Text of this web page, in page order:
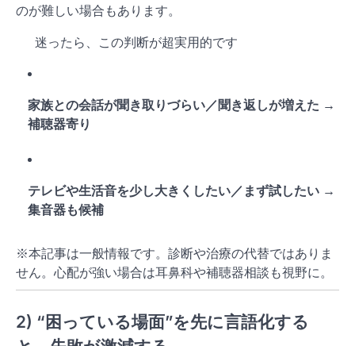
のが難しい場合もあります。
迷ったら、この判断が超実用的です
家族との会話が聞き取りづらい／聞き返しが増えた →
補聴器寄り
テレビや生活音を少し大きくしたい／まず試したい →
集音器も候補
※本記事は一般情報です。診断や治療の代替ではありま
せん。心配が強い場合は耳鼻科や補聴器相談も視野に。
2) “困っている場面”を先に言語化する